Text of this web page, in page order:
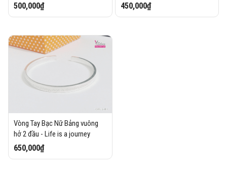
500,000₫ 450,000₫
Vòng Tay Bạc Nữ Bảng vuông
hở 2 đầu - Life is a journey
650,000₫